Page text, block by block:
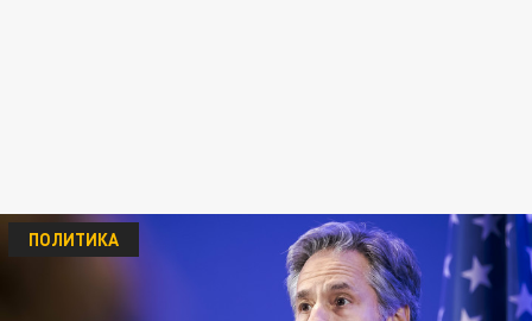
ПОЛИТИКА